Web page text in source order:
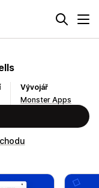
Vývojář
Monster Apps